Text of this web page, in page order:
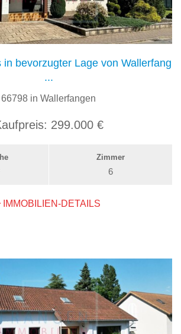
in bevorzugter Lage von Wallerfang
...
66798 in Wallerfangen
299.000 €
Zimmer
6
IMMOBILIEN-DETAILS